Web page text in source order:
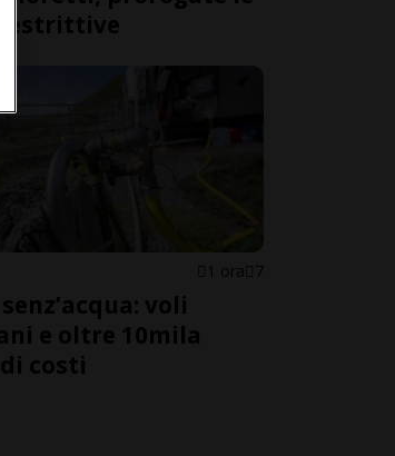
restrittive
1 ora 7
voli
e oltre 10mila
costi